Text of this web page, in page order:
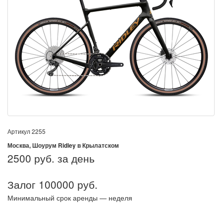
Артикул2255
Москва, Шоурум Ridley в Крылатском
2500 руб. за день
Залог 100000 руб.
Минимальный срок аренды — неделя